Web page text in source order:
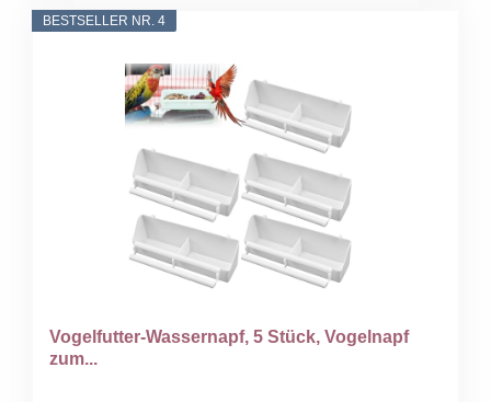
BESTSELLER NR. 4
Vogelfutter-Wassernapf, 5 Stück, Vogelnapf
zum...